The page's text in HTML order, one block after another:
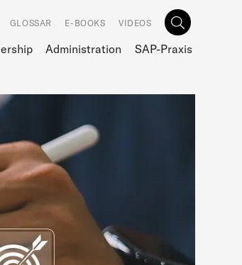
GLOSSAR E-BOOKS VIDEOS
Administration SAP-Praxis